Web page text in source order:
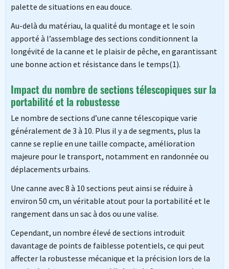
palette de situations en eau douce.
Au-delà du matériau, la qualité du montage et le soin
apporté à l’assemblage des sections conditionnent la
longévité de la canne et le plaisir de pêche, en garantissant
une bonne action et résistance dans le temps(1).
Impact du nombre de sections télescopiques sur la
portabilité et la robustesse
Le nombre de sections d’une canne télescopique varie
généralement de 3 à 10. Plus il y a de segments, plus la
canne se replie en une taille compacte, amélioration
majeure pour le transport, notamment en randonnée ou
déplacements urbains.
Une canne avec 8 à 10 sections peut ainsi se réduire à
environ 50 cm, un véritable atout pour la portabilité et le
rangement dans un sac à dos ou une valise.
Cependant, un nombre élevé de sections introduit
davantage de points de faiblesse potentiels, ce qui peut
affecter la robustesse mécanique et la précision lors de la